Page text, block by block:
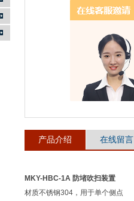
产品介绍 在线留言
MKY-HBC-1A 防堵吹扫装置
材质不锈钢304，用于单个侧点